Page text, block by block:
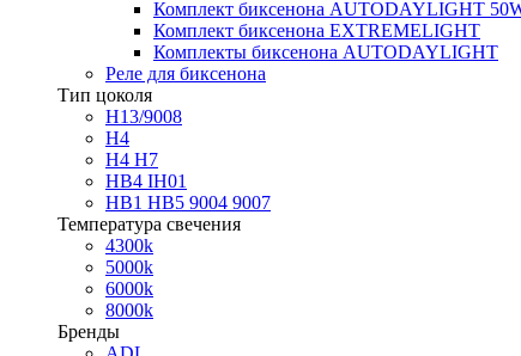
Комплект биксенона AUTODAYLIGHT
Комплект биксенона EXTREMELIGHT
Комплекты биксенона AUTODAYLIGHT
Реле для биксенона
Тип цоколя
H13/9008
H4
H4 H7
HB4 IH01
HB1 HB5 9004 9007
Температура свечения
4300k
5000k
6000k
8000k
Бренды